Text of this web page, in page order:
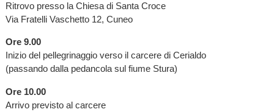
Ritrovo presso la Chiesa di Santa Croce
Via Fratelli Vaschetto 12, Cuneo
Ore 9.00
Inizio del pellegrinaggio verso il carcere di Cerialdo
(passando dalla pedancola sul fiume Stura)
Ore 10.00
Arrivo previsto al carcere